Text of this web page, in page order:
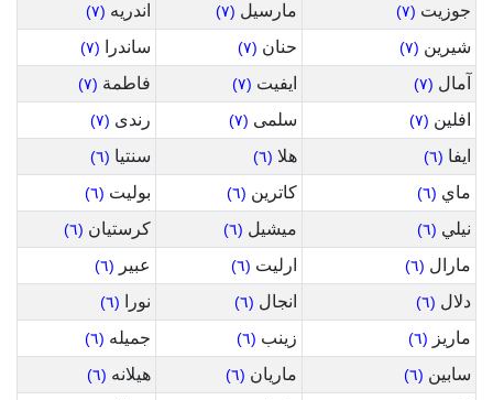
جوزيت (٧) مارسيل (٧) اندريه (٧)
شيرين (٧) حنان (٧) ساندرا (٧)
آمال (٧) ايفيت (٧) فاطمة (٧)
افلين (٧) سلمى (٧) رندى (٧)
ايفا (٦) هلا (٦) سنتيا (٦)
ماي (٦) كاترين (٦) بوليت (٦)
نيلي (٦) ميشيل (٦) كرستيان (٦)
مارال (٦) ارليت (٦) عبير (٦)
دلال (٦) انجال (٦) نورا (٦)
ماريز (٦) زينب (٦) جميله (٦)
سابين (٦) ماريان (٦) هيلانه (٦)